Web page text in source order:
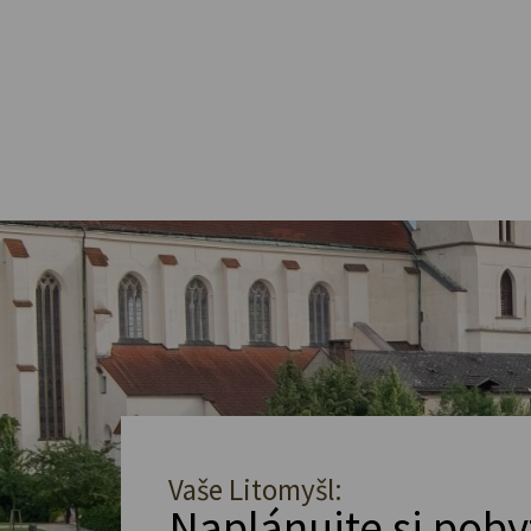
Vaše Litomyšl: